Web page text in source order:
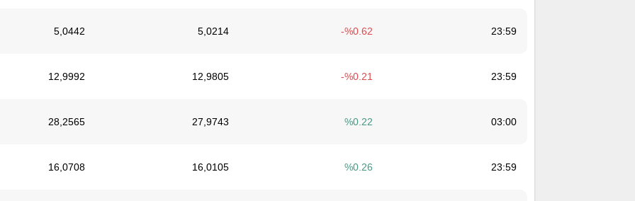
5,0442 5,0214 0.62 23:59
12,9992 12,9805 0.21 23:59
28,2565 27,9743 0.22 03:00
16,0708 16,0105 0.26 23:59